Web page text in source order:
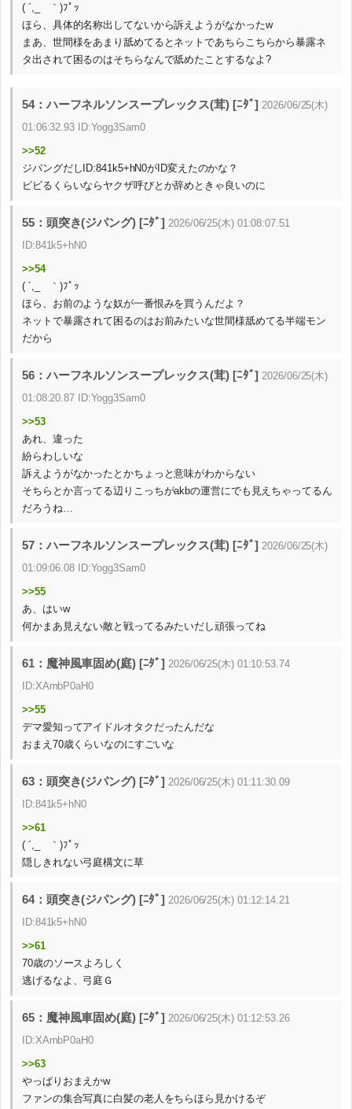
( ´,_ゝ｀)ﾌﾟｯ
ほら、具体的名称出してないから訴えようがなかったw
まあ、世間様をあまり舐めてるとネットであちらこちらから暴露ネ
タ出されて困るのはそちらなんで舐めたことするなよ?
54：ハーフネルソンスープレックス(茸) [ﾆﾀﾞ] 2026/06/25(木)
01:06:32.93 ID:Yogg3Sam0
>>52
ジパングだしID:841k5+hN0がID変えたのかな？
ビビるくらいならヤクザ呼びとか辞めときゃ良いのに
55：頭突き(ジパング) [ﾆﾀﾞ] 2026/06/25(木) 01:08:07.51
ID:841k5+hN0
>>54
( ´,_ゝ｀)ﾌﾟｯ
ほら、お前のような奴が一番恨みを買うんだよ？
ネットで暴露されて困るのはお前みたいな世間様舐めてる半端モン
だから
56：ハーフネルソンスープレックス(茸) [ﾆﾀﾞ] 2026/06/25(木)
01:08:20.87 ID:Yogg3Sam0
>>53
あれ、違った
紛らわしいな
訴えようがなかったとかちょっと意味がわからない
そちらとか言ってる辺りこっちがakbの運営にでも見えちゃってるん
だろうね…
57：ハーフネルソンスープレックス(茸) [ﾆﾀﾞ] 2026/06/25(木)
01:09:06.08 ID:Yogg3Sam0
>>55
あ、はいw
何かまあ見えない敵と戦ってるみたいだし頑張ってね
61：魔神風車固め(庭) [ﾆﾀﾞ] 2026/06/25(木) 01:10:53.74
ID:XAmbP0aH0
>>55
デマ愛知ってアイドルオタクだったんだな
おまえ70歳くらいなのにすごいな
63：頭突き(ジパング) [ﾆﾀﾞ] 2026/06/25(木) 01:11:30.09
ID:841k5+hN0
>>61
( ´,_ゝ｀)ﾌﾟｯ
隠しきれない弓庭構文に草
64：頭突き(ジパング) [ﾆﾀﾞ] 2026/06/25(木) 01:12:14.21
ID:841k5+hN0
>>61
70歳のソースよろしく
逃げるなよ、弓庭Ｇ
65：魔神風車固め(庭) [ﾆﾀﾞ] 2026/06/25(木) 01:12:53.26
ID:XAmbP0aH0
>>63
やっぱりおまえかw
ファンの集合写真に白髪の老人をちらほら見かけるぞ